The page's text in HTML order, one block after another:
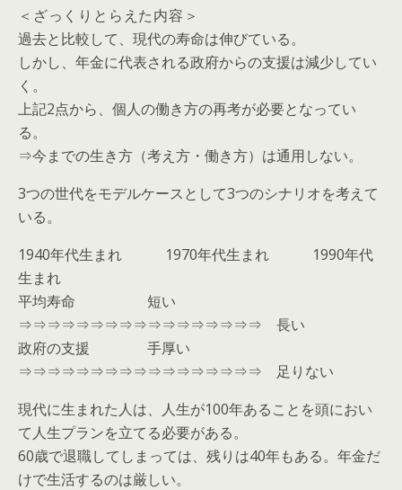
＜ざっくりとらえた内容＞
過去と比較して、現代の寿命は伸びている。
しかし、年金に代表される政府からの支援は減少してい
く。
上記2点から、個人の働き方の再考が必要となってい
る。
⇒今までの生き方（考え方・働き方）は通用しない。
3つの世代をモデルケースとして3つのシナリオを考えて
いる。
1940年代生まれ 1970年代生まれ 1990年代
生まれ
平均寿命 短い
⇒⇒⇒⇒⇒⇒⇒⇒⇒⇒⇒⇒⇒⇒⇒⇒⇒ 長い
政府の支援 手厚い
⇒⇒⇒⇒⇒⇒⇒⇒⇒⇒⇒⇒⇒⇒⇒⇒⇒ 足りない
現代に生まれた人は、人生が100年あることを頭におい
て人生プランを立てる必要がある。
60歳で退職してしまっては、残りは40年もある。年金だ
けで生活するのは厳しい。